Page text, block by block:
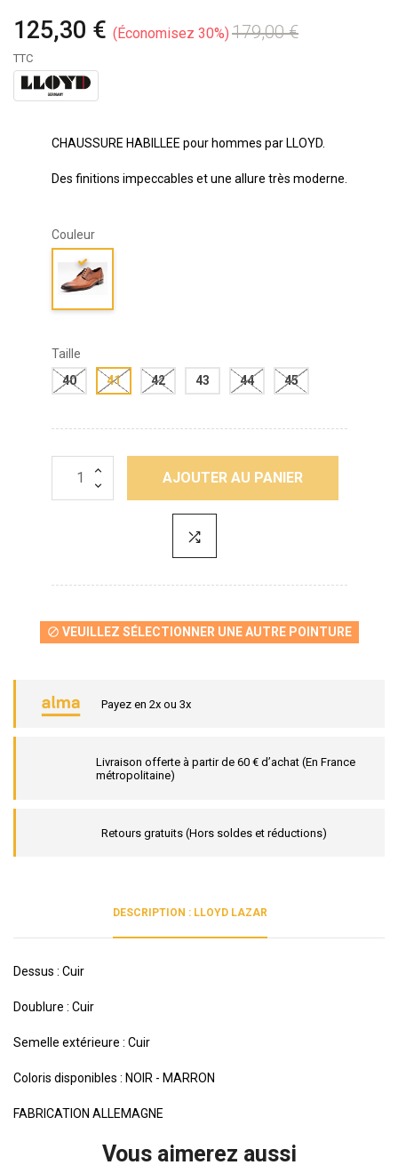
125,30 € Économisez 30% 179,00 €
TTC
CHAUSSURE HABILLEE pour hommes par LLOYD.
Des finitions impeccables et une allure très moderne.
Couleur
Taille
40
41 42 43 44 45
AJOUTER AU PANIER
 VEUILLEZ SÉLECTIONNER UNE AUTRE POINTURE
Payez en 2x ou 3x
Livraison offerte à partir de 60 € d’achat (En France
métropolitaine)
Retours gratuits (Hors soldes et réductions)
DESCRIPTION : LLOYD LAZAR
Dessus : Cuir
Doublure : Cuir
Semelle extérieure : Cuir
Coloris disponibles : NOIR - MARRON
FABRICATION ALLEMAGNE
Vous aimerez aussi